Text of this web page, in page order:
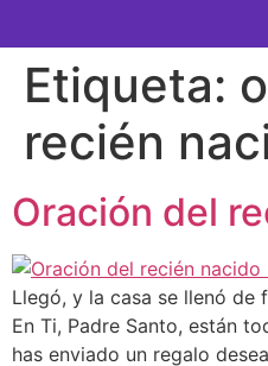
Etiqueta:
recién
Oración del
Llegó, y la casa se llenó de
En Ti, Padre Santo, están
has enviado un regalo